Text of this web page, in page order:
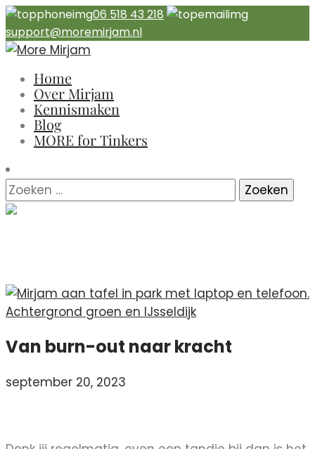
06 518 43 218
support@moremirjam.nl
Home
Over Mirjam
Kennismaken
Blog
MORE for Tinkers
Van burn-out naar kracht
september 20, 2023